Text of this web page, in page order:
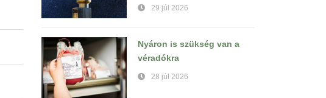
29 júl 2026
Nyáron is szükség van a
véradókra
28 júl 2026